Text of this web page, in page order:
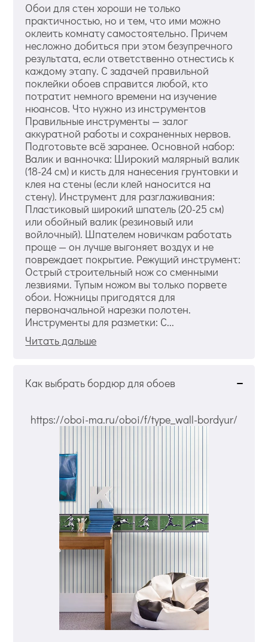
Обои для стен хороши не только
практичностью, но и тем, что ими можно
оклеить комнату самостоятельно. Причем
несложно добиться при этом безупречного
результата, если ответственно отнестись к
каждому этапу. С задачей правильной
поклейки обоев справится любой, кто
потратит немного времени на изучение
нюансов. Что нужно из инструментов
Правильные инструменты — залог
аккуратной работы и сохраненных нервов.
Подготовьте всё заранее. Основной набор:
Валик и ванночка: Широкий малярный валик
(18-24 см) и кисть для нанесения грунтовки и
клея на стены (если клей наносится на
стену). Инструмент для разглаживания:
Пластиковый широкий шпатель (20-25 см)
или обойный валик (резиновый или
войлочный). Шпателем новичкам работать
проще — он лучше выгоняет воздух и не
повреждает покрытие. Режущий инструмент:
Острый строительный нож со сменными
лезвиями. Тупым ножом вы только порвете
обои. Ножницы пригодятся для
первоначальной нарезки полотен.
Инструменты для разметки: С...
Читать дальше
Как выбрать бордюр для обоев
https://oboi-ma.ru/oboi/f/type_wall-bordyur/